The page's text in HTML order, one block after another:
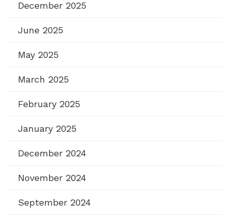
December 2025
June 2025
May 2025
March 2025
February 2025
January 2025
December 2024
November 2024
September 2024